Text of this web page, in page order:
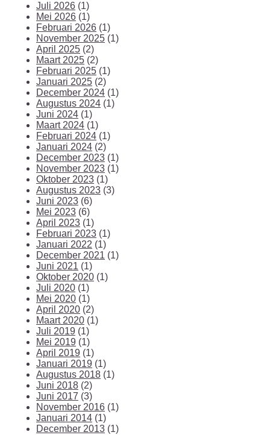
Juli 2026 (1)
Mei 2026 (1)
Februari 2026 (1)
November 2025 (1)
April 2025 (2)
Maart 2025 (2)
Februari 2025 (1)
Januari 2025 (2)
December 2024 (1)
Augustus 2024 (1)
Juni 2024 (1)
Maart 2024 (1)
Februari 2024 (1)
Januari 2024 (2)
December 2023 (1)
November 2023 (1)
Oktober 2023 (1)
Augustus 2023 (3)
Juni 2023 (6)
Mei 2023 (6)
April 2023 (1)
Februari 2023 (1)
Januari 2022 (1)
December 2021 (1)
Juni 2021 (1)
Oktober 2020 (1)
Juli 2020 (1)
Mei 2020 (1)
April 2020 (2)
Maart 2020 (1)
Juli 2019 (1)
Mei 2019 (1)
April 2019 (1)
Januari 2019 (1)
Augustus 2018 (1)
Juni 2018 (2)
Juni 2017 (3)
November 2016 (1)
Januari 2014 (1)
December 2013 (1)